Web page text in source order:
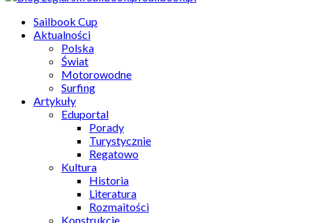
Sailbook Cup
Aktualności
Polska
Świat
Motorowodne
Surfing
Artykuły
Eduportal
Porady
Turystycznie
Regatowo
Kultura
Historia
Literatura
Rozmaitości
Konstrukcje